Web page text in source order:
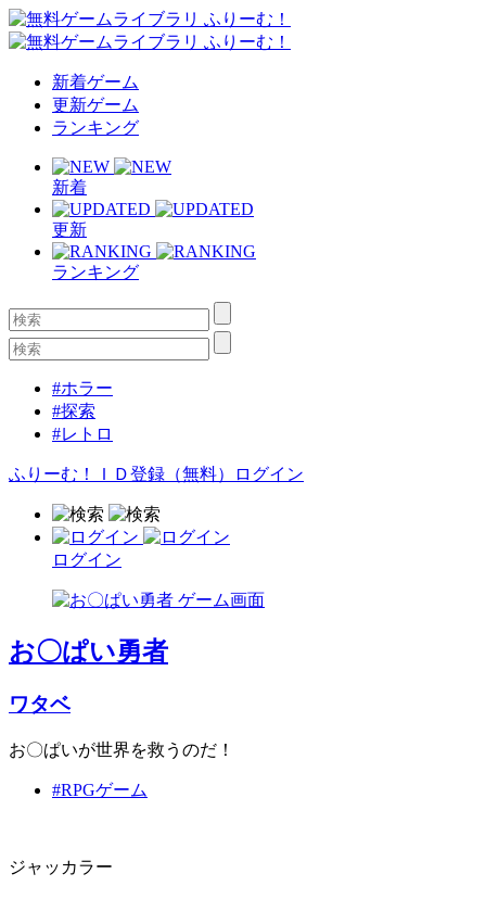
新着ゲーム
更新ゲーム
ランキング
新着
更新
ランキング
#ホラー
#探索
#レトロ
ふりーむ！ＩＤ登録（無料） ログイン
ログイン
お〇ぱい勇者
ワタベ
お〇ぱいが世界を救うのだ！
#RPGゲーム
ジャッカラー